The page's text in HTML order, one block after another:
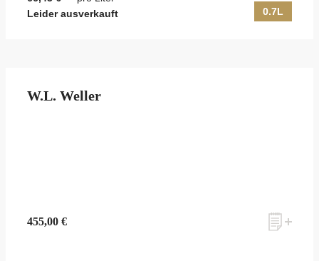
Leider ausverkauft
0.7L
W.L. Weller
455,00 €